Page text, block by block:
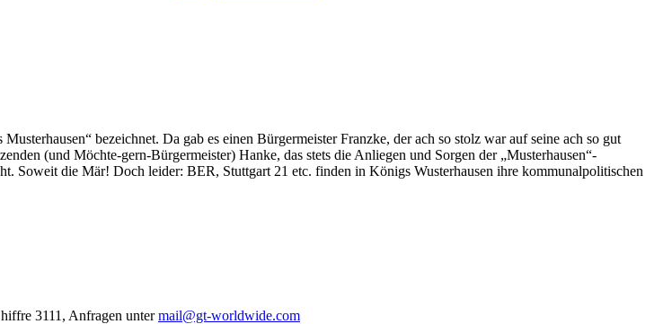
bezeichnet. Da gab es einen Bürgermeister Franzke, der ach so stolz war auf seine ach so gut
(und Möchte-gern-Bürgermeister) Hanke, das stets die Anliegen und Sorgen der „Musterhausen“-
Soweit die Mär! Doch leider: BER, Stuttgart 21 etc. finden in Königs Wusterhausen ihre kommunalpolitischen
3111, Anfragen untermail@gt-worldwide.com